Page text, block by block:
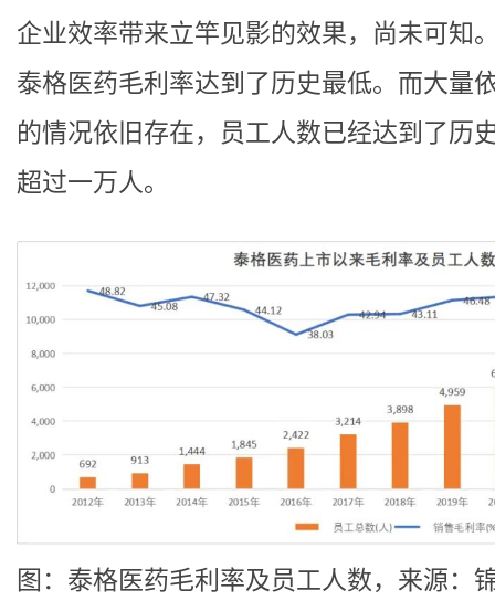
企业效率带来立竿见影的效果，尚未可知
泰格医药毛利率达到了历史最低。而大量
的情况依旧存在，员工人数已经达到了历
超过一万人。
图：泰格医药毛利率及员工人数，来源：